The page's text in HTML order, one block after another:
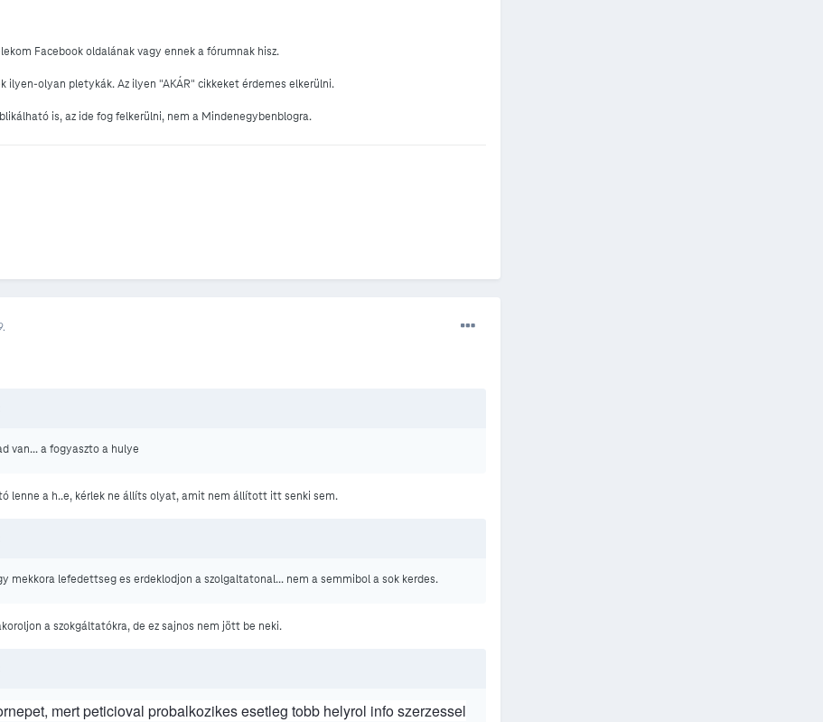
Facebook oldalának vagy ennek a fórumnak hisz.
ilyen-olyan pletykák. Az ilyen "AKÁR" cikkeket érdemes elkerülni.
is, az ide fog felkerülni, nem a Mindenegybenblogra.
van... a fogyaszto a hulye
lenne a h..e, kérlek ne állíts olyat, amit nem állított itt senki sem.
mekkora lefedettseg es erdeklodjon a szolgaltatonal... nem a semmibol a sok kerdes.
a szokgáltatókra, de ez sajnos nem jött be neki.
mert peticioval probalkozikes esetleg tobb helyrol info szerzessel